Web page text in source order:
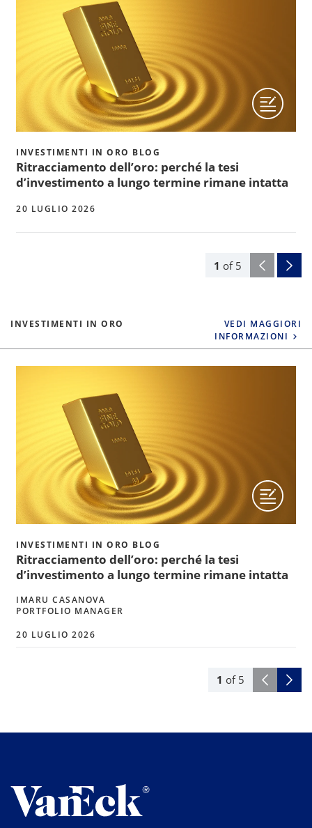
1 of 5
INVESTIMENTI IN ORO BLOG
Ritracciamento dell’oro: perché la tesi
d’investimento a lungo termine rimane intatta
20 LUGLIO 2026
INVESTIMENTI IN ORO
VEDI MAGGIORI
INFORMAZIONI
1 of 5
INVESTIMENTI IN ORO BLOG
Ritracciamento dell’oro: perché la tesi
d’investimento a lungo termine rimane intatta
IMARU CASANOVA
PORTFOLIO MANAGER
20 LUGLIO 2026